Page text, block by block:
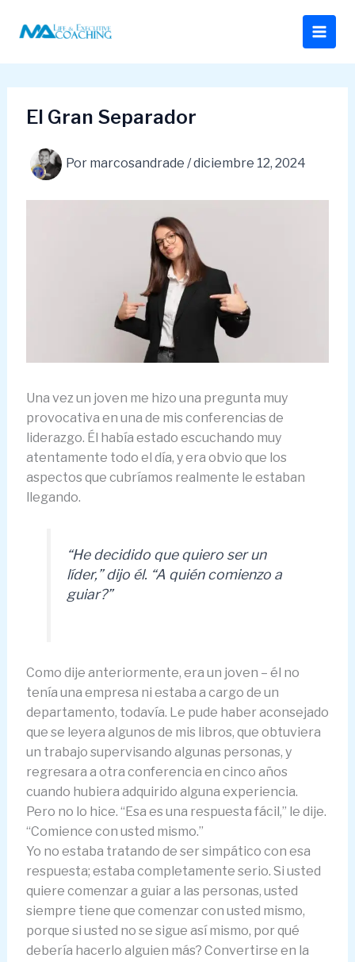
El Gran Separador
Por marcosandrade /diciembre 12, 2024
Una vez un joven me hizo una pregunta muy
provocativa en una de mis conferencias de
liderazgo. Él había estado escuchando muy
atentamente todo el día, y era obvio que los
aspectos que cubríamos realmente le estaban
llegando.
“He decidido que quiero ser un
líder,” dijo él. “A quién comienzo a
guiar?”
Como dije anteriormente, era un joven – él no
tenía una empresa ni estaba a cargo de un
departamento, todavía. Le pude haber aconsejado
que se leyera algunos de mis libros, que obtuviera
un trabajo supervisando algunas personas, y
regresara a otra conferencia en cinco años
cuando hubiera adquirido alguna experiencia.
Pero no lo hice. “Esa es una respuesta fácil,” le dije.
“Comience con usted mismo.”
Yo no estaba tratando de ser simpático con esa
respuesta; estaba completamente serio. Si usted
quiere comenzar a guiar a las personas, usted
siempre tiene que comenzar con usted mismo,
porque si usted no se sigue así mismo, por qué
debería hacerlo alguien más? Convertirse en la